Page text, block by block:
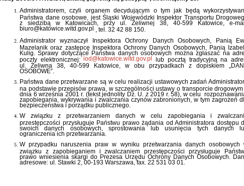
Administratorem, czyli organem decydującym o tym jak będą
Państwa dane osobowe, jest Śląski Wojewódzki Inspektor Transportu
z siedzibą w Katowicach, przy ul. Żeliwnej 38, 40-599 Katowice, e-
biuro@katowice.witd.gov.pl , tel. 32 42 88 150.
Administrator wyznaczył Inspektora Ochrony Danych Osobowych, Panią
Mazelanik oraz zastępcę Inspektora Ochrony Danych Osobowych, Panią
Kulig. Sprawy dotyczące Państwa danych osobowych można zgłaszać na
poczty elektronicznej:iod@katowice.witd.gov.pl
lub pocztą tradycyjną na
ul. Żeliwna 38, 40-599 Katowice, w obu przypadkach z dopiskiem
OSOBOWE”.
Państwa dane przetwarzane są w celu realizacji ustawowych zadań
na podstawie przepisów prawa, w szczególności ustawy o transporcie drogowym
dnia 6 września 2001 r. (tekst jednolity Dz. U. z 2019 r. 58), w celu
zapobiegania, wykrywania i zwalczania czynów zabronionych, w tym zagrożeń
bezpieczeństwa i porządku publicznego.
W związku z przetwarzaniem danych w celu zapobiegania i
przestępczości przysługuje Państwu prawo żądania od Administratora dostępu
swoich danych osobowych, sprostowania lub usunięcia tych danych
ograniczenia ich przetwarzania.
W przypadku naruszenia praw w wyniku przetwarzania danych osobowych
związku z zapobieganiem i zwalczaniem przestępczości przysługuje
prawo wniesienia skargi do Prezesa Urzędu Ochrony Danych Osobowych.
adresowe: ul. Stawki 2, 00-193 Warszawa, fax. 22 531 03 01.